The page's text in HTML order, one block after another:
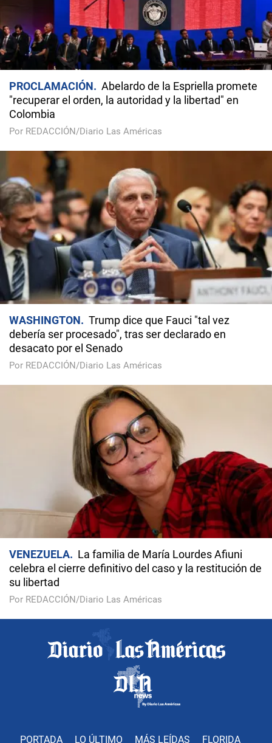
PROCLAMACIÓN
Abelardo de la Espriella promete
"recuperar el orden, la autoridad y la libertad" en
Colombia
Por REDACCIÓN/Diario Las Américas
WASHINGTON
Trump dice que Fauci "tal vez
debería ser procesado", tras ser declarado en
desacato por el Senado
Por REDACCIÓN/Diario Las Américas
VENEZUELA
La familia de María Lourdes Afiuni
celebra el cierre definitivo del caso y la restitución de
su libertad
Por REDACCIÓN/Diario Las Américas
PORTADA LO ÚLTIMO MÁS LEÍDAS FLORIDA